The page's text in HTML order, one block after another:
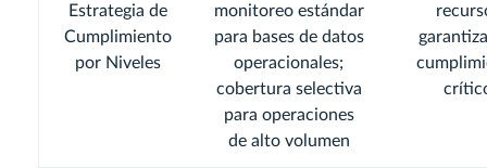
Estrategia de
Cumplimiento
por Niveles
monitoreo estándar
para bases de datos
operacionales;
cobertura selectiva
para operaciones
de alto volumen